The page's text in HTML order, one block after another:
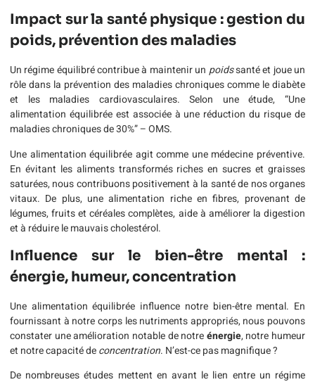
Impact sur la santé physique : gestion du
poids, prévention des maladies
Un régime équilibré contribue à maintenir un poidssanté et joue un
rôle dans la prévention des maladies chroniques comme le diabète
et les maladies cardiovasculaires. Selon une étude, “Une
alimentation équilibrée est associée à une réduction du risque de
maladies chroniques de 30%” – OMS.
Une alimentation équilibrée agit comme une médecine préventive.
En évitant les aliments transformés riches en sucres et graisses
saturées, nous contribuons positivement à la santé de nos organes
vitaux. De plus, une alimentation riche en fibres, provenant de
légumes, fruits et céréales complètes, aide à améliorer la digestion
et à réduire le mauvais cholestérol.
Influence sur le bien-être mental :
énergie, humeur, concentration
Une alimentation équilibrée influence notre bien-être mental. En
fournissant à notre corps les nutriments appropriés, nous pouvons
constater une amélioration notable de notreénergie, notre humeur
et notre capacité deconcentration. N’est-ce pas magnifique ?
De nombreuses études mettent en avant le lien entre un régime